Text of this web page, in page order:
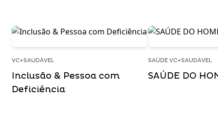
VC+SAUDÁVEL
Inclusão & Pessoa com
Deficiência
SAÚDE VC+SAUDÁVEL
SAÚDE DO